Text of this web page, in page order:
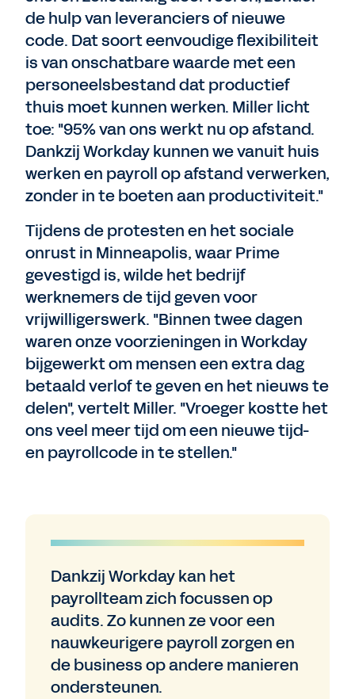
de hulp van leveranciers of nieuwe
code. Dat soort eenvoudige flexibiliteit
is van onschatbare waarde met een
personeelsbestand dat productief
thuis moet kunnen werken. Miller licht
toe: "95% van ons werkt nu op afstand.
Dankzij Workday kunnen we vanuit huis
werken en payroll op afstand verwerken,
zonder in te boeten aan productiviteit."
Tijdens de protesten en het sociale
onrust in Minneapolis, waar Prime
gevestigd is, wilde het bedrijf
werknemers de tijd geven voor
vrijwilligerswerk. "Binnen twee dagen
waren onze voorzieningen in Workday
bijgewerkt om mensen een extra dag
betaald verlof te geven en het nieuws te
delen", vertelt Miller. "Vroeger kostte het
ons veel meer tijd om een nieuwe tijd-
en payrollcode in te stellen."
Dankzij Workday kan het
payrollteam zich focussen op
audits. Zo kunnen ze voor een
nauwkeurigere payroll zorgen en
de business op andere manieren
ondersteunen.